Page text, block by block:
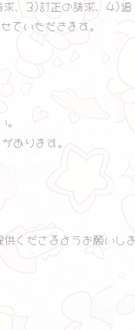
求、3)訂正の請求、4)追
いただきます。
あります。
くださるようお願いしま